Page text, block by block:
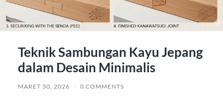
Teknik Sambungan Kayu Jepang
dalam Desain Minimalis
MARET 30, 2026 / 0 COMMENTS